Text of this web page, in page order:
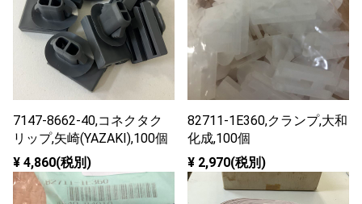
7147-8662-40,コネクタク
リップ,矢崎(YAZAKI),100個
¥ 4,860(税別)
82711-1E360,クランプ,大和
化成,100個
¥ 2,970(税別)